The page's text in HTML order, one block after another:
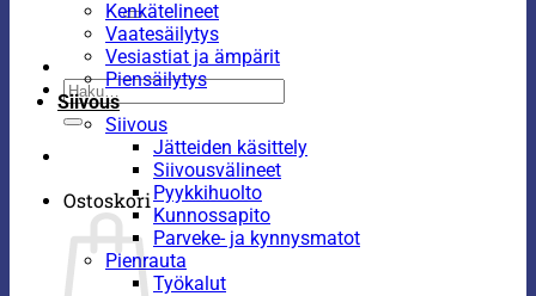
Etsi:
Ostoskori
Kenkätelineet
Vaatesäilytys
Vesiastiat ja ämpärit
Piensäilytys
Siivous
Siivous
Jätteiden käsittely
Siivousvälineet
Pyykkihuolto
Kunnossapito
Parveke- ja kynnysmatot
Pienrauta
Työkalut